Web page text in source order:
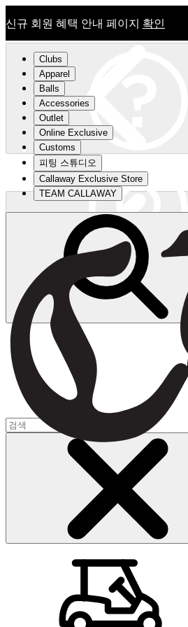
신규 회원 혜택 안내 페이지 확인
신규 회원 혜택 안내 페이지확인
장바구니
Clubs
Apparel
Balls
Accessories
Outlet
Online Exclusive
Customs
피팅 스튜디오
Callaway Exclusive Store
TEAM CALLAWAY